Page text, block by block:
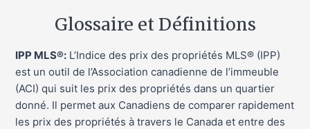
Glossaire et Définitions
IPP MLS®: L’Indice des prix des propriétés MLS® (IPP)
est un outil de l’Association canadienne de l’immeuble
(ACI) qui suit les prix des propriétés dans un quartier
donné. Il permet aux Canadiens de comparer rapidement
les prix des propriétés à travers le Canada et entre des